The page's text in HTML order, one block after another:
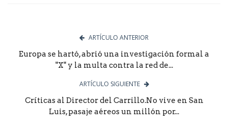
ARTÍCULO ANTERIOR
Europa se hartó, abrió una investigación formal a
"X" y la multa contra la red de...
ARTÍCULO SIGUIENTE
Críticas al Director del Carrillo.No vive en San
Luis, pasaje aéreos un millón por...